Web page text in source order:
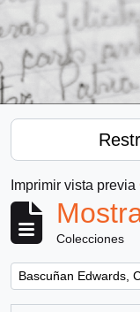
Imprimir vista previa
Colecciones
Remove filter:
Bascuñan Edwards,